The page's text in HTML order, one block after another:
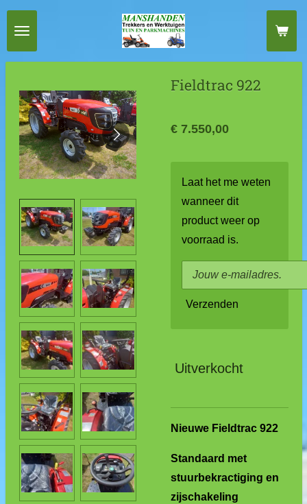
Ga
direct
naar
hoofdinhoud
Fieldtrac 922
€ 7.550,00
Laat het me weten
wanneer dit
product weer op
voorraad is.
Verzenden
Uitverkocht
Nieuwe Fieldtrac 922
Standaard met
stuurbekractiging en
zijschakeling